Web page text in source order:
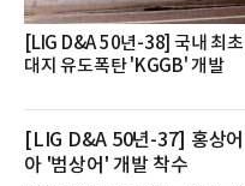
[LIG D&A 50년-38] 국내 최초
대지 유도폭탄 'KGGB' 개발
[LIG D&A 50년-37] 홍상어
아 '범상어' 개발 착수